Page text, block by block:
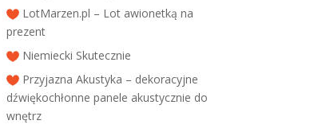
LotMarzen.pl – Lot awionetką na
prezent
Niemiecki Skutecznie
Przyjazna Akustyka – dekoracyjne
dźwiękochłonne panele akustycznie do
wnętrz